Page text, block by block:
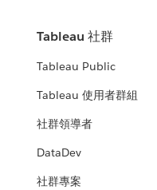
Tableau 社群
Tableau Public
Tableau 使用者群組
社群領導者
DataDev
社群專案